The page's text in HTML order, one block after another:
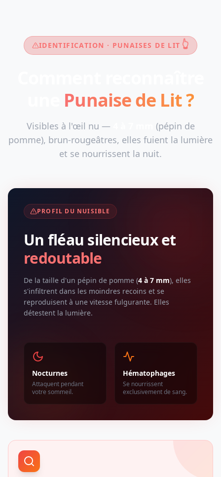
IDENTIFICATION · PUNAISES DE LIT 👆
Punaise de Lit ?
Visibles à l'œil nu —
(pépin de
pomme), brun-rougeâtres, elles fuient la lumière
et se nourrissent la nuit.
PROFIL DU NUISIBLE
Un fléau silencieux et
redoutable
De la taille d'un pépin de pomme (4 à 7 mm), elles
s'infiltrent dans les moindres recoins et se
reproduisent à une vitesse fulgurante. Elles
détestent la lumière.
Nocturnes
Attaquent pendant
votre sommeil.
Hématophages
Se nourrissent
exclusivement de sang.